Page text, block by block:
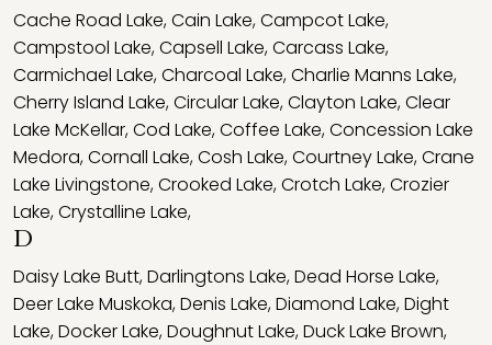
Cache Road Lake,Cain Lake,Campcot Lake,
Campstool Lake,Capsell Lake,Carcass Lake,
Carmichael Lake,Charcoal Lake,Charlie Manns Lake,
Cherry Island Lake,Circular Lake,Clayton Lake,Clear
Lake McKellar,Cod Lake,Coffee Lake,Concession Lake
Medora,Cornall Lake,Cosh Lake,Courtney Lake,Crane
Lake Livingstone,Crooked Lake,Crotch Lake,Crozier
Lake,Crystalline Lake,
D
Daisy Lake Butt,Darlingtons Lake,Dead Horse Lake,
Deer Lake Muskoka,Denis Lake,Diamond Lake,Dight
Lake,Docker Lake,Doughnut Lake,Duck Lake Brown,